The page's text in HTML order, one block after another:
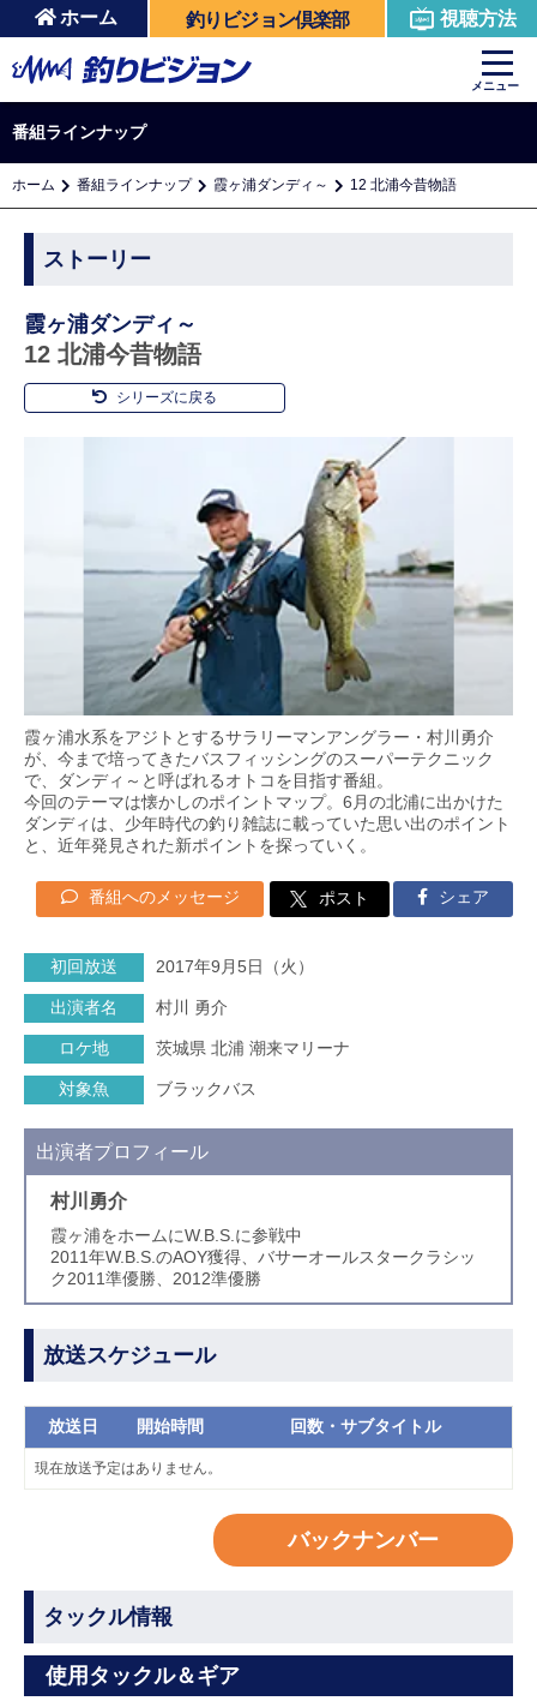
ホーム 釣りビジョン倶楽部 視聴方法
メニュー
番組ラインナップ
ホーム 番組ラインナップ 霞ヶ浦ダンディ～ 12 北浦今昔物語
ストーリー
霞ヶ浦ダンディ～
12 北浦今昔物語
シリーズに戻る
霞ヶ浦水系をアジトとするサラリーマンアングラー・村川勇介
が、今まで培ってきたバスフィッシングのスーパーテクニック
で、ダンディ～と呼ばれるオトコを目指す番組。
今回のテーマは懐かしのポイントマップ。6月の北浦に出かけた
ダンディは、少年時代の釣り雑誌に載っていた思い出のポイント
と、近年発見された新ポイントを探っていく。
番組へのメッセージ ポスト シェア
初回放送 2017年9月5日（火）
出演者名 村川 勇介
ロケ地 茨城県 北浦 潮来マリーナ
対象魚 ブラックバス
出演者プロフィール
村川勇介
霞ヶ浦をホームにW.B.S.に参戦中
2011年W.B.S.のAOY獲得、バサーオールスタークラシッ
ク2011準優勝、2012準優勝
放送スケジュール
放送日 開始時間 回数・サブタイトル
現在放送予定はありません。
バックナンバー
タックル情報
使用タックル＆ギア